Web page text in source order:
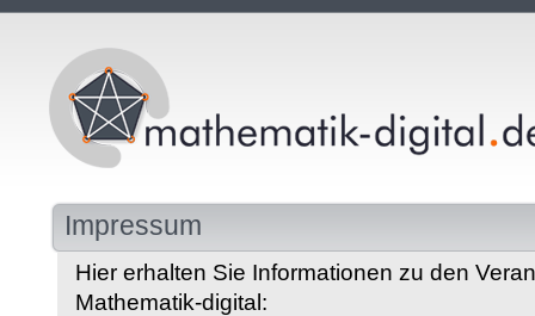
Impressum
Hier erhalten Sie Informationen zu den
Mathematik-digital: